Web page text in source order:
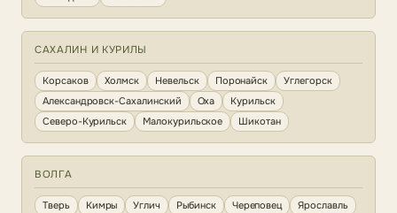
САХАЛИН И КУРИЛЫ
Корсаков Холмск Невельск Поронайск
Углегорск
Александровск-Сахалинский
Оха
Курильск
Северо-Курильск
Малокурильское Шикотан
ВОЛГА
Тверь Кимры Углич Рыбинск Череповец
Ярославль